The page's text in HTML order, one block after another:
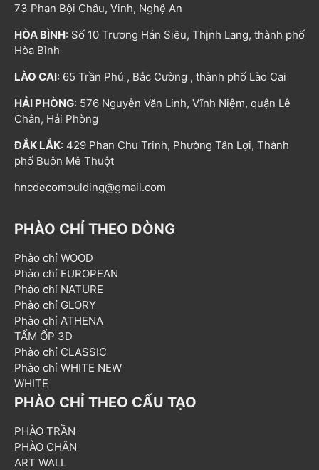
73 Phan Bội Châu, Vinh, Nghệ An
HÒA BÌNH: Số 10 Trương Hán Siêu, Thịnh Lang, thành phố
Hòa Bình
LÀO CAI: 65 Trần Phú , Bắc Cường , thành phố Lào Cai
HẢI PHÒNG: 576 Nguyễn Văn Linh, Vĩnh Niệm, quận Lê
Chân, Hải Phòng
ĐẮK LẮK: 429 Phan Chu Trinh, Phường Tân Lợi, Thành
phố Buôn Mê Thuột
hncdecomoulding@gmail.com
PHÀO CHỈ THEO DÒNG
Phào chỉ WOOD
Phào chỉ EUROPEAN
Phào chỉ NATURE
Phào chỉ GLORY
Phào chỉ ATHENA
TẤM ỐP 3D
Phào chỉ CLASSIC
Phào chỉ WHITE NEW
WHITE
PHÀO CHỈ THEO CẤU TẠO
PHÀO TRẦN
PHÀO CHÂN
ART WALL